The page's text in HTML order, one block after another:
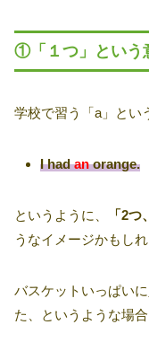
①「１つ」という
学校で習う「a」とい
I hadanorange.
というように、 「2
うなイメージかもし
バスケットいっぱい
た、というような場